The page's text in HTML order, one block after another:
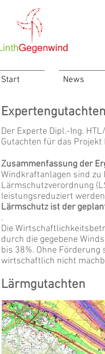
Start News
Der Experte Dipl.-Ing.
Gutachten für das
Zusammenfassung der
Windkraftanlagen sind zu
Lärmschutzverordnung
leistungsreduziert
Lärmschutz ist der
.
Die
durch die gegebene
bis 38%. Ohne
wirtschaftlich nicht
​Lärmgutachten